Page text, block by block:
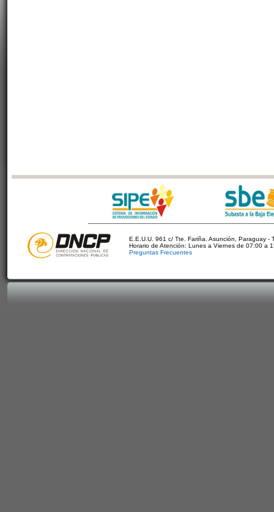
E.E.U.U. 961 c/ Tte. Fariña. Asunción, Paraguay -
Horario de Atención: Lunes a Viernes de 07:00 a
Preguntas Frecuentes